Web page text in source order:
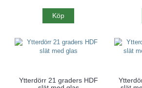
Köp
Ytterdörr 21 graders HDF